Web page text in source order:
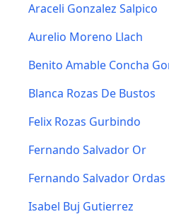
Araceli Gonzalez Salpico
Aurelio Moreno Llach
Benito Amable Concha
Blanca Rozas De Bustos
Felix Rozas Gurbindo
Fernando Salvador Or
Fernando Salvador Ordas
Isabel Buj Gutierrez